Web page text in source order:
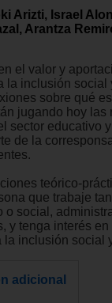
Arizti, Israel
Arantza
el valor y
la inclusión social
sobre qué
jugando hoy las
sector educativo
de la
teórico-
que trabaje
o social,
y tenga interés
la inclusión social
adicional